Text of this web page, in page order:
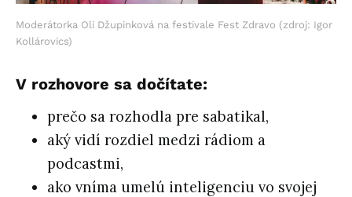
Moderátorka Oli Džupinková na festivale Fest Zdravo (zdroj: Igor
Kollárovics)
V rozhovore sa dočítate:
prečo sa rozhodla pre sabatikal,
aký vidí rozdiel medzi rádiom a
podcastmi,
ako vníma umelú inteligenciu vo svojej